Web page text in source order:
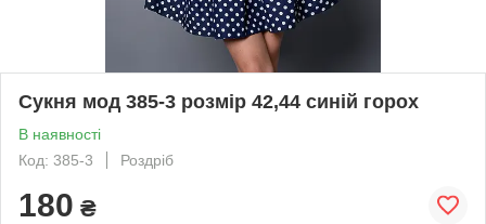
Сукня мод 385-3 розмір 42,44 синій горох
В наявності
Код: 385-3
Роздріб
180 ₴